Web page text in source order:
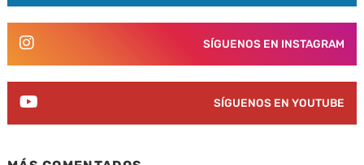
SÍGUENOS EN INSTAGRAM
SÍGUENOS EN YOUTUBE